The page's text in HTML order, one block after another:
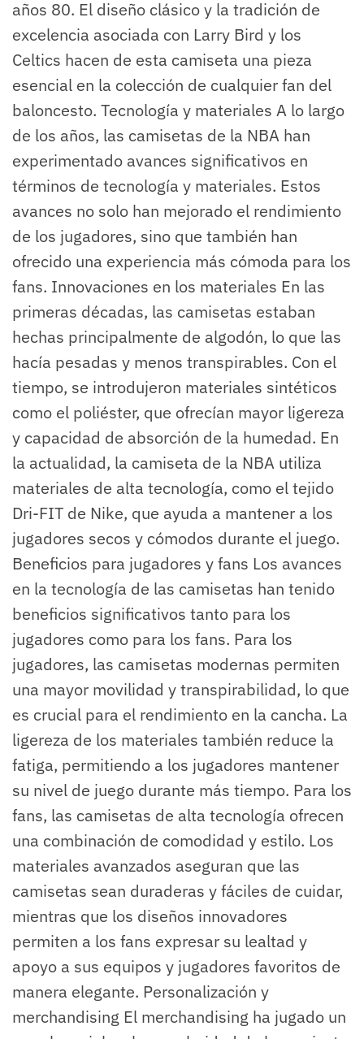
años 80. El diseño clásico y la tradición de
excelencia asociada con Larry Bird y los
Celtics hacen de esta camiseta una pieza
esencial en la colección de cualquier fan del
baloncesto. Tecnología y materiales A lo largo
de los años, las camisetas de la NBA han
experimentado avances significativos en
términos de tecnología y materiales. Estos
avances no solo han mejorado el rendimiento
de los jugadores, sino que también han
ofrecido una experiencia más cómoda para los
fans. Innovaciones en los materiales En las
primeras décadas, las camisetas estaban
hechas principalmente de algodón, lo que las
hacía pesadas y menos transpirables. Con el
tiempo, se introdujeron materiales sintéticos
como el poliéster, que ofrecían mayor ligereza
y capacidad de absorción de la humedad. En
la actualidad, la camiseta de la NBA utiliza
materiales de alta tecnología, como el tejido
Dri-FIT de Nike, que ayuda a mantener a los
jugadores secos y cómodos durante el juego.
Beneficios para jugadores y fans Los avances
en la tecnología de las camisetas han tenido
beneficios significativos tanto para los
jugadores como para los fans. Para los
jugadores, las camisetas modernas permiten
una mayor movilidad y transpirabilidad, lo que
es crucial para el rendimiento en la cancha. La
ligereza de los materiales también reduce la
fatiga, permitiendo a los jugadores mantener
su nivel de juego durante más tiempo. Para los
fans, las camisetas de alta tecnología ofrecen
una combinación de comodidad y estilo. Los
materiales avanzados aseguran que las
camisetas sean duraderas y fáciles de cuidar,
mientras que los diseños innovadores
permiten a los fans expresar su lealtad y
apoyo a sus equipos y jugadores favoritos de
manera elegante. Personalización y
merchandising El merchandising ha jugado un